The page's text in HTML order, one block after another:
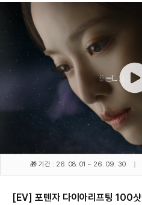
🎁 기간 : 26. 08. 01 ~ 26. 09. 30
[EV] 포텐자 다이아리프팅 100샷